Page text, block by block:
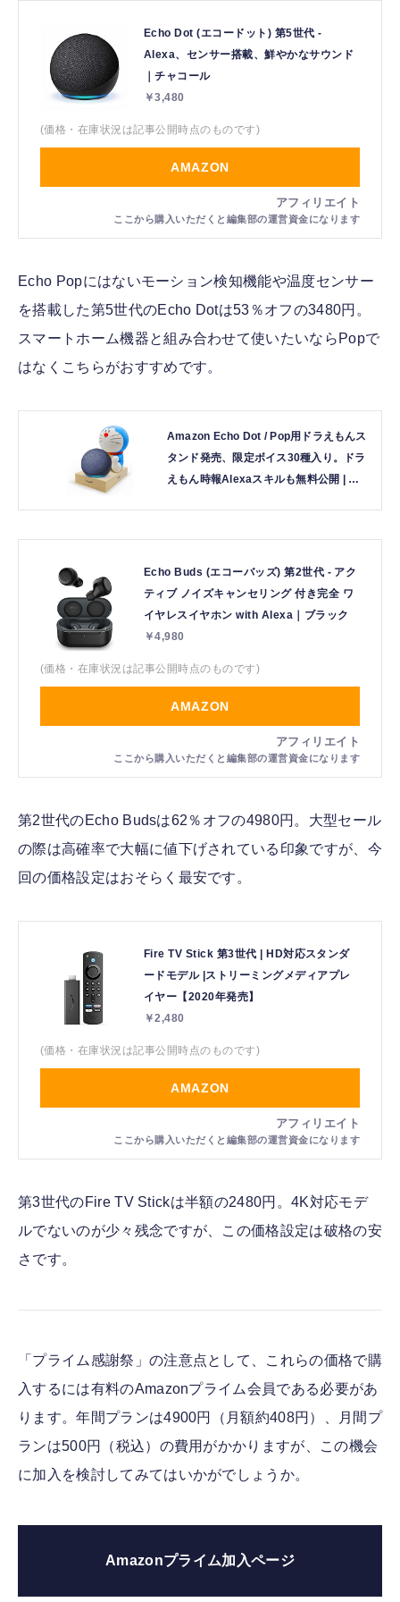
Echo Dot (エコードット) 第5世代 -
Alexa、センサー搭載、鮮やかなサウンド
｜チャコール
￥3,480
(価格・在庫状況は記事公開時点のものです)
AMAZON
Echo Popにはないモーション検知機能や温度センサー
を搭載した第5世代のEcho Dotは53％オフの3480円。
スマートホーム機器と組み合わせて使いたいならPopで
はなくこちらがおすすめです。
Amazon Echo Dot / Pop用ドラえもんス
タンド発売、限定ボイス30種入り。ドラ
えもん時報Alexaスキルも無料公開 | テ
Echo Buds (エコーバッズ) 第2世代 - アク
ティブ ノイズキャンセリング 付き完全 ワ
イヤレスイヤホン with Alexa｜ブラック
￥4,980
(価格・在庫状況は記事公開時点のものです)
AMAZON
第2世代のEcho Budsは62％オフの4980円。大型セール
の際は高確率で大幅に値下げされている印象ですが、今
回の価格設定はおそらく最安です。
Fire TV Stick 第3世代 | HD対応スタンダ
ードモデル |ストリーミングメディアプレ
イヤー【2020年発売】
￥2,480
(価格・在庫状況は記事公開時点のものです)
AMAZON
第3世代のFire TV Stickは半額の2480円。4K対応モデ
ルでないのが少々残念ですが、この価格設定は破格の安
さです。
「プライム感謝祭」の注意点として、これらの価格で購
入するには有料のAmazonプライム会員である必要があ
ります。年間プランは4900円（月額約408円）、月間プ
ランは500円（税込）の費用がかかりますが、この機会
に加入を検討してみてはいかがでしょうか。
Amazonプライム加入ページ